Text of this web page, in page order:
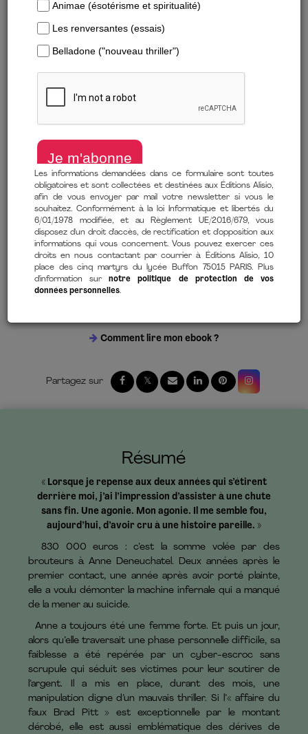
Télécharger un extrait
Manipulations et arnaques : lumières sur l’affaire du faux Brad
Pitt
deAnne Deneuchatel
Comment lire mon ebook ?
Résumé
« Lorsque je repense aux deux années qui s’étirent
derrière moi, j’ai l’impression d’assister à une chute
sans fin. Une agonie. Mon agonie. Il me semble fou,
aujourd’hui, d’avoir cru à une histoire pareille. »
830 000 euros : c’est la somme volée par des
brouteurs à Anne Deneuchatel. Deux années après le
premier contact, une année après avoir porté plainte,
elle a voulu démonter la machine infernale qui a manqué
de la mener au suicide.
Anne a toujours été une femme forte. Et puis un jour,
alors qu’elle traversait une phase personnelle difficile, sa
faiblesse a été repérée par un cyber-escroc sans
scrupule qui séduit ses victimes pour leur soutirer de
l’argent. Il a mis en place, durant des mois, une
manipulation digne d’un mauvais thriller. Si l’« affaire du
faux Brad Pitt » est exceptionnelle par le montant
dérobé, elle est aussi emblématique des dérives de
Les informations demandées dans ce formulaire sont toutes
obligatoires et sont collectées et destinées aux Éditions Alisio,
afin de vous envoyer par mail votre newsletter si vous le
souhaitez. Conformément à la loi Informatique et libertés du
6/01/1978 modifiée, et au Règlement UE/2016/679, vous
disposez d'un droit d'accès, de rectification et d'opposition aux
informations qui vous concernent. Vous pouvez exercer ces
droits en nous contactant par courrier à Éditions Alisio, 10
place des cinq martyrs du lycée Buffon 75015 PARIS. Plus
d'information surnotre politique de protection de vos
données personnelles.